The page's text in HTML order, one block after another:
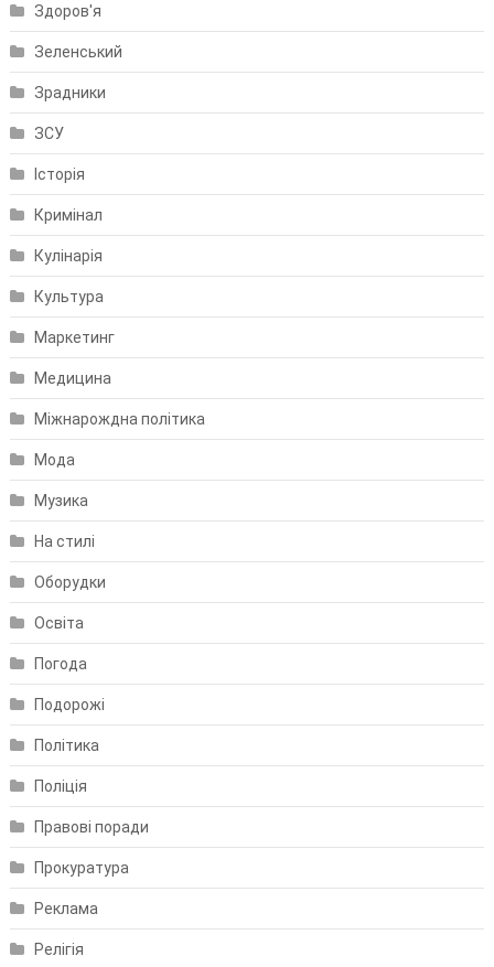
Здоров'я
Зеленський
Зрадники
ЗСУ
Історія
Кримінал
Кулінарія
Культура
Маркетинг
Медицина
Міжнарождна політика
Мода
Музика
На стилі
Оборудки
Освіта
Погода
Подорожі
Політика
Поліція
Правові поради
Прокуратура
Реклама
Релігія